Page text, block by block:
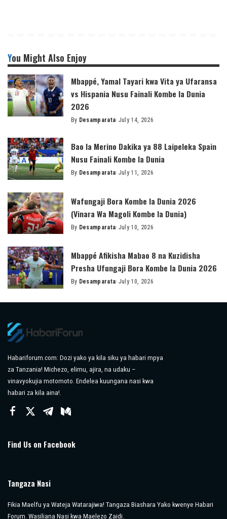
You Might Also Enjoy
Mbappé, Yamal Tayari kwa Vita ya Ufaransa
vs Hispania Nusu Fainali Kombe la Dunia
2026
Posted
By Desamparata July 14, 2026
Bao la Merino Dakika ya 88 Laipeleka Spain
Nusu Fainali Kombe la Dunia
Posted
By Desamparata July 11, 2026
Wafungaji Bora Kombe la Dunia 2026
(Vinara Wa Magoli Kombe la Dunia)
Posted
By Desamparata July 10, 2026
Mbappé Afikisha Mabao 8 na Kuzidisha
Presha Ufungaji Bora Kombe la Dunia 2026
Posted
By Desamparata July 10, 2026
Habariforum.com: Dozi yako ya kila siku ya habari mpya
za Tanzania! Michezo, elimu, ajira, na udaku –
vinavyokujia motomoto. Endelea kuungana nasi kwa
habari za kila aina!.
Find Us on Facebook
Tangaza Nasi
Fikia Maelfu ya Wateja Watarajiwa! Tangaza Biashara Yako kwenye Habari
Forum. Wasiliana Nasi kwa Maelezo Zaidi.